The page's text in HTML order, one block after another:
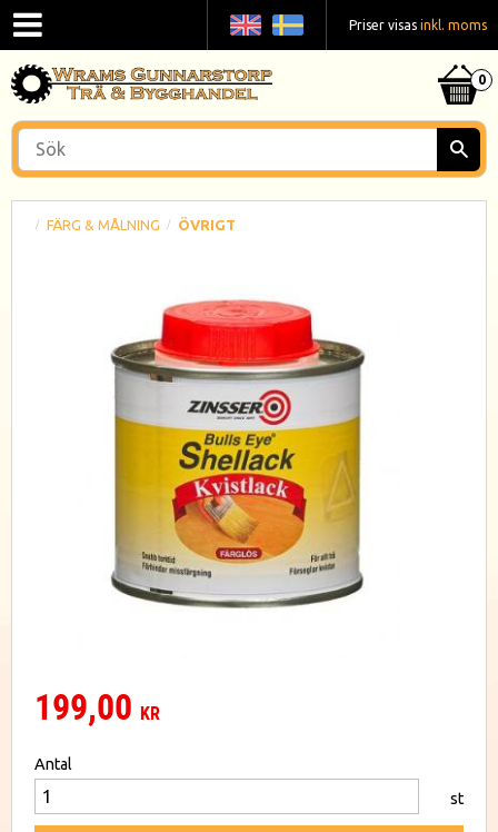
Priser visas inkl. moms
FÄRG & MÅLNING ÖVRIGT
199,00 KR
Antal
st